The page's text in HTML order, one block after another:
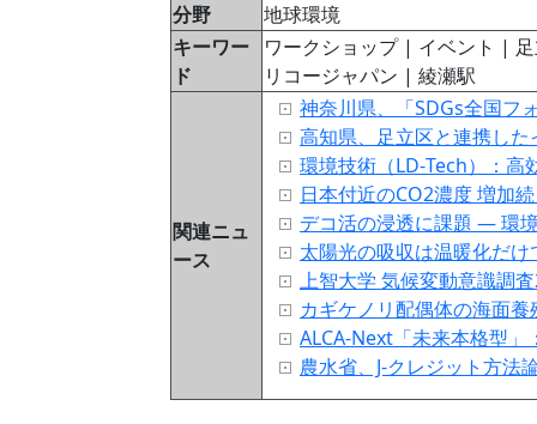
分野
地球環境
キーワー
ド
ワークショップ | イベント |
リコージャパン | 綾瀬駅
関連ニュ
ース
神奈川県、「SDGs全国フ
高知県、足立区と連携し
環境技術（LD‑Tech）：
日本付近のCO2濃度 増加
デコ活の浸透に課題 ― 環
太陽光の吸収は温暖化だ
上智大学 気候変動意識調
カギケノリ配偶体の海面
ALCA-Next「未来本格型
農水省、J-クレジット方